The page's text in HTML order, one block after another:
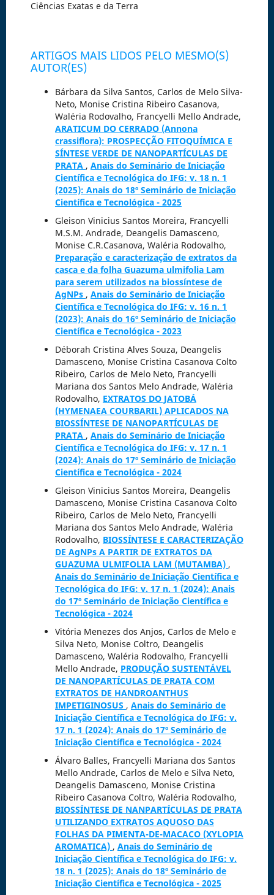
Ciências Exatas e da Terra
ARTIGOS MAIS LIDOS PELO MESMO(S)
AUTOR(ES)
Bárbara da Silva Santos, Carlos de Melo Silva-
Neto, Monise Cristina Ribeiro Casanova,
Waléria Rodovalho, Francyelli Mello Andrade,
ARATICUM DO CERRADO (Annona
crassiflora): PROSPECÇÃO FITOQUÍMICA E
SÍNTESE VERDE DE NANOPARTÍCULAS DE
PRATA , Anais do Seminário de Iniciação
Científica e Tecnológica do IFG: v. 18 n. 1
(2025): Anais do 18º Seminário de Iniciação
Científica e Tecnológica - 2025
Gleison Vinicius Santos Moreira, Francyelli
M.S.M. Andrade, Deangelis Damasceno,
Monise C.R.Casanova, Waléria Rodovalho,
Preparação e caracterização de extratos da
casca e da folha Guazuma ulmifolia Lam
para serem utilizados na biossíntese de
AgNPs , Anais do Seminário de Iniciação
Científica e Tecnológica do IFG: v. 16 n. 1
(2023): Anais do 16º Seminário de Iniciação
Científica e Tecnológica - 2023
Déborah Cristina Alves Souza, Deangelis
Damasceno, Monise Cristina Casanova Colto
Ribeiro, Carlos de Melo Neto, Francyelli
Mariana dos Santos Melo Andrade, Waléria
Rodovalho, EXTRATOS DO JATOBÁ
(HYMENAEA COURBARIL) APLICADOS NA
BIOSSÍNTESE DE NANOPARTÍCULAS DE
PRATA , Anais do Seminário de Iniciação
Científica e Tecnológica do IFG: v. 17 n. 1
(2024): Anais do 17º Seminário de Iniciação
Científica e Tecnológica - 2024
Gleison Vinicius Santos Moreira, Deangelis
Damasceno, Monise Cristina Casanova Colto
Ribeiro, Carlos de Melo Neto, Francyelli
Mariana dos Santos Melo Andrade, Waléria
Rodovalho, BIOSSÍNTESE E CARACTERIZAÇÃO
DE AgNPs A PARTIR DE EXTRATOS DA
GUAZUMA ULMIFOLIA LAM (MUTAMBA) ,
Anais do Seminário de Iniciação Científica e
Tecnológica do IFG: v. 17 n. 1 (2024): Anais
do 17º Seminário de Iniciação Científica e
Tecnológica - 2024
Vitória Menezes dos Anjos, Carlos de Melo e
Silva Neto, Monise Coltro, Deangelis
Damasceno, Waléria Rodovalho, Francyelli
Mello Andrade, PRODUÇÃO SUSTENTÁVEL
DE NANOPARTÍCULAS DE PRATA COM
EXTRATOS DE HANDROANTHUS
IMPETIGINOSUS , Anais do Seminário de
Iniciação Científica e Tecnológica do IFG: v.
17 n. 1 (2024): Anais do 17º Seminário de
Iniciação Científica e Tecnológica - 2024
Álvaro Balles, Francyelli Mariana dos Santos
Mello Andrade, Carlos de Melo e Silva Neto,
Deangelis Damasceno, Monise Cristina
Ribeiro Casanova Coltro, Waléria Rodovalho,
BIOSSÍNTESE DE NANPARTÍCULAS DE PRATA
UTILIZANDO EXTRATOS AQUOSO DAS
FOLHAS DA PIMENTA-DE-MACACO (XYLOPIA
AROMATICA) , Anais do Seminário de
Iniciação Científica e Tecnológica do IFG: v.
18 n. 1 (2025): Anais do 18º Seminário de
Iniciação Científica e Tecnológica - 2025